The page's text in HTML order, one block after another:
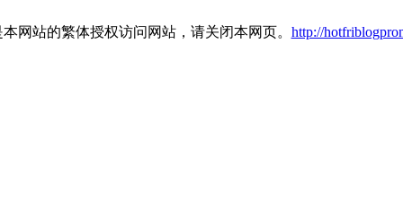
网站的繁体授权访问网站，请关闭本网页。 http://